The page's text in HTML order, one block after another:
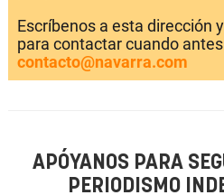
Escríbenos a esta dirección
para contactar cuando
contacto@navarra.com
APÓYANOS PARA
PERIODISMO